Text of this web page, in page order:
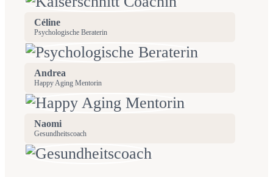
Céline
Psychologische Beraterin
Andrea
Happy Aging Mentorin
Naomi
Gesundheitscoach